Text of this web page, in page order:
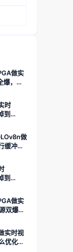
做实
爆，怎
构
时
到
复到
做
缓冲池
到
复到
做实
双爆，
换公
实时视
优化？